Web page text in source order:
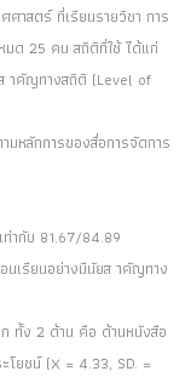
าสตร์ ที่เรียนรายวิชา การ
มด 25 คน สถิติที่ใช้ ได้แก่
าคัญทางสถิติ (Level of
มหลักการของสื่อการจัดการ
ากับ 81.67/84.89
นเรียนอย่างมีนัยส าคัญทาง
ทั้ง 2 ด้าน คือ ด้านหนังสือ
โยชน์ (X = 4.33, SD. =